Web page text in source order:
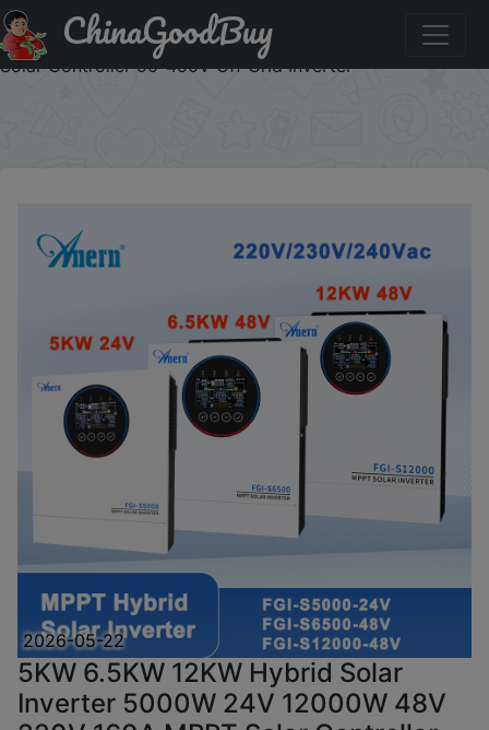
Купить с промокодом :SSUA30 5KW 6.5KW 12KW Hybrid
Solar Inverter 5000W 24V 12000W 48V 220V 160A MPPT
Solar Controller 90-450V Off Grid Inverter
ChinaGoodBuy
2026-05-22
5KW 6.5KW 12KW Hybrid Solar
Inverter 5000W 24V 12000W 48V